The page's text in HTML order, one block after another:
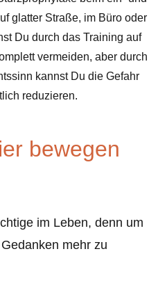
glatter Straße, im Büro oder
Du durch das Training auf
vermeiden, aber durch
kannst Du die Gefahr
reduzieren.
bewegen
im Leben, denn um
mehr zu